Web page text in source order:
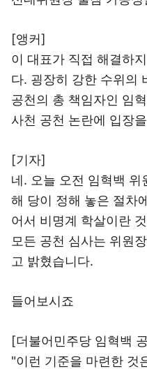
[앵커]
이 대표가 직접 해결하
다. 굉장히 강한 수위의
공천의 총 책임자인 임
사천 공천 논란에 입장
[기자]
네. 오늘 오전 임혁백 위
해 당이 정해 놓은 절차
어서 비명계 학살이란
모든 공천 심사는 위원
고 밝혔습니다.
들어보시죠
[더불어민주당 임혁백
"이런 기준을 마련한 것